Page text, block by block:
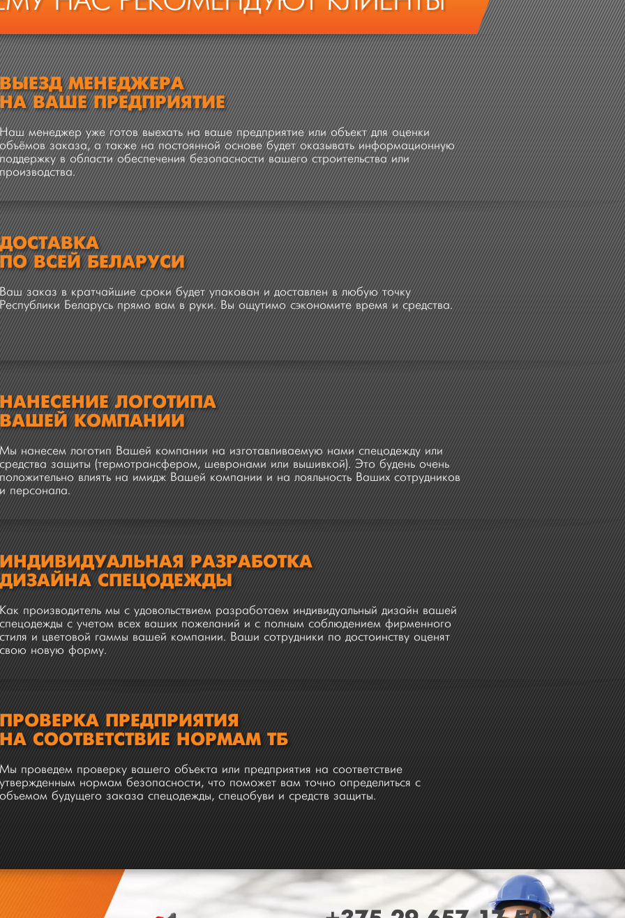
ВЫЕЗД МЕНЕДЖЕРА
НА ВАШЕ ПРЕДПРИЯТИЕ
Наш менеджер уже готов выехать на ваше предприятие или объект для оценки
объёмов заказа, а также на постоянной основе будет оказывать информационную
поддержку в области обеспечения безопасности вашего строительства или
производства.
ДОСТАВКА
ПО ВСЕЙ БЕЛАРУСИ
Ваш заказ в кратчайшие сроки будет упакован и доставлен в любую точку
Республики Беларусь прямо вам в руки. Вы ощутимо сэкономите время и средства.
НАНЕСЕНИЕ ЛОГОТИПА
ВАШЕЙ КОМПАНИИ
Мы нанесем логотип Вашей компании на изготавливаемую нами спецодежду или
средства защиты (термотрансфером, шевронами или вышивкой). Это будень очень
положительно влиять на имидж Вашей компании и на лояльность Ваших сотрудников
и персонала.
ИНДИВИДУАЛЬНАЯ РАЗРАБОТКА
ДИЗАЙНА СПЕЦОДЕЖДЫ
Как производитель мы с удовольствием разработаем индивидуальный дизайн вашей
спецодежды с учетом всех ваших пожеланий и с полным соблюдением фирменного
стиля и цветовой гаммы вашей компании. Ваши сотрудники по достоинству оценят
свою новую форму.
ПРОВЕРКА ПРЕДПРИЯТИЯ
НА СООТВЕТСТВИЕ НОРМАМ ТБ
Мы проведем проверку вашего объекта или предприятия на соответствие
утвержденным нормам безопасности, что поможет вам точно определиться с
объемом будущего заказа спецодежды, спецобуви и средств защиты.